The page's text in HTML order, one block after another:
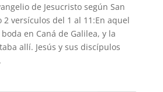
de Jesucristo según San
2 versículos del 1 al 11:En aquel
en Caná de Galilea, y la
allí. Jesús y sus discípulos